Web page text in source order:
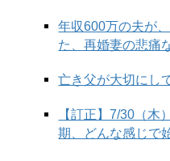
年収600万の夫が
た、再婚妻の悲痛
亡き父が大切にし
【訂正】7/30（
期、どんな感じで